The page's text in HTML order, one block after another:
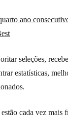
ano
seleções,
estatísticas,
cada vez mais